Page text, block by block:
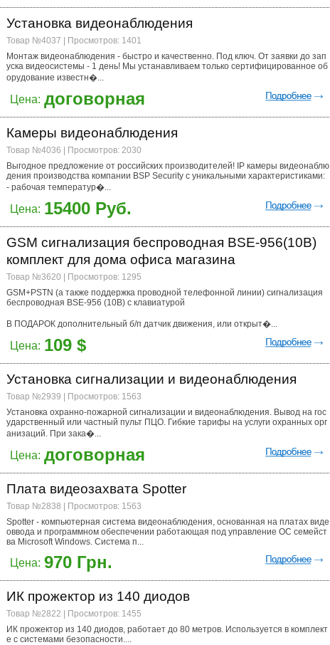
Установка видеонaблюдения
Товар №4037 | Просмотров: 1401
Монтаж видеонаблюдения - быстро и качественно. Под ключ. От заявки до зап
уска видеосистемы - 1 день! Мы устанавливаем только сертифицированное об
орудование известн�...
Цена: договорная
Камеpы видеoнаблюдения
Товар №4036 | Просмотров: 2030
Выгодное предложение от российских производителей! IP камеры видеонаблю
дения производства компании BSP Security с уникальными характеристиками:
- рабочая температур�...
Цена: 15400 Руб.
GSM сигнализация беспроводная BSE-956(10B)
комплект для дома офиса магазина
Товар №3620 | Просмотров: 1295
GSM+PSTN (а также поддержка проводной телефонной линии) сигнализация
беспроводная BSE-956 (10В) с клавиатурой
В ПОДАРОК дополнительный б/п датчик движения, или открыт�...
Цена: 109 $
Установка сигнализации и видеонаблюдения
Товар №2939 | Просмотров: 1563
Установка охранно-пожарной сигнализации и видеонаблюдения. Вывод на гос
ударственный или частный пульт ПЦО. Гибкие тарифы на услуги охранных орг
анизаций. При зака�...
Цена: договорная
Плата видеозахвата Spotter
Товар №2838 | Просмотров: 1563
Spotter - компьютерная система видеонаблюдения, основанная на платах виде
оввода и программном обеспечении работающая под управление ОС семейст
ва Microsoft Windows. Система п...
Цена: 970 Грн.
ИК прожектор из 140 диодов
Товар №2822 | Просмотров: 1455
ИК прожектор из 140 диодов, работает до 80 метров. Используется в комплект
е с системами безопасности....